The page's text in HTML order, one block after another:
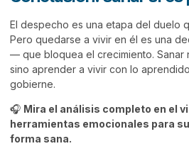
El despecho es una etapa del duelo
Pero quedarse a vivir en él es una
— que bloquea el crecimiento. Sanar
sino aprender a vivir con lo
gobierne.
🎧 Mira el análisis completo en el
herramientas emocionales para
forma sana.